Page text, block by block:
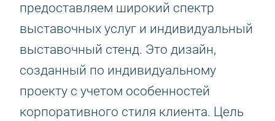
предоставляем широкий спектр
выставочных услуг и индивидуальный
выставочный стенд. Это дизайн,
созданный по индивидуальному
проекту с учетом особенностей
корпоративного стиля клиента. Цель